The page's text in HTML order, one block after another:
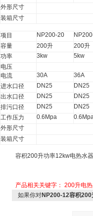
外形尺寸
装箱尺寸
项目 NP200-20
容量
200升 200升
功率
3kw
5kw
电压
电流
30A
36A
进水口径
DN25
DN25
出水口径
DN25
DN25
排污口径
DN25
DN25
工作压力
0.6Mpa
外形尺寸
装箱尺寸
容积200升功率12kw电热水器
产品相关关键字： 200升电
如果你对NP200-12容积